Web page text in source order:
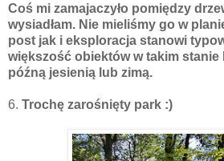
Coś mi zamajaczyło pomiędzy
wysiadłam. Nie mieliśmy go w
post jak i eksploracja stanowi
większość obiektów w takim stanie
późną jesienią lub zimą.
6. Trochę zarośnięty park :)